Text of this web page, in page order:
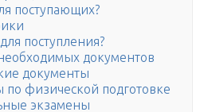
поступающих?
поступления?
документов
документы
по физической подготовке
экзамены